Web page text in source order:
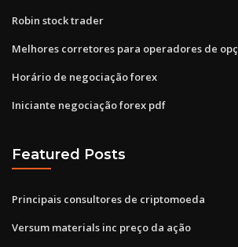
Robin stock trader
Melhores corretores para operadores de
Horário de negociação forex
Iniciante negociação forex pdf
Featured Posts
Principais consultores de criptomoeda
Versum materials inc preço da ação